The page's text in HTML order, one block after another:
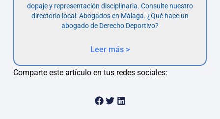
dopaje y representación disciplinaria. Consulte nuestro
directorio local: Abogados en Málaga. ¿Qué hace un
abogado de Derecho Deportivo?
Leer más >
Comparte este artículo en tus redes sociales: